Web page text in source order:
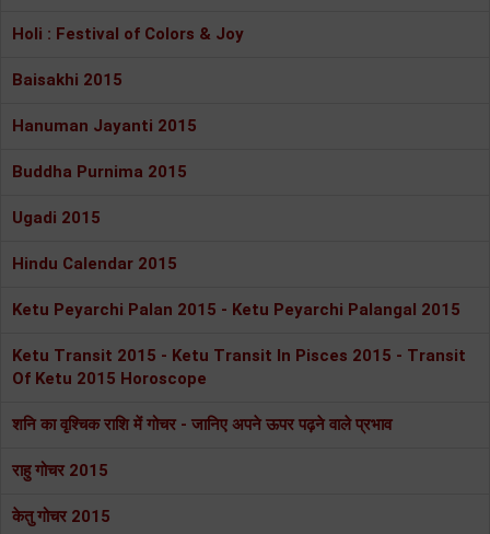
Holi : Festival of Colors & Joy
Baisakhi 2015
Hanuman Jayanti 2015
Buddha Purnima 2015
Ugadi 2015
Hindu Calendar 2015
Ketu Peyarchi Palan 2015 - Ketu Peyarchi Palangal 2015
Ketu Transit 2015 - Ketu Transit In Pisces 2015 - Transit
Of Ketu 2015 Horoscope
शनि का वृश्चिक राशि में गोचर - जानिए अपने ऊपर पढ़ने वाले प्रभाव
राहु गोचर 2015
केतु गोचर 2015